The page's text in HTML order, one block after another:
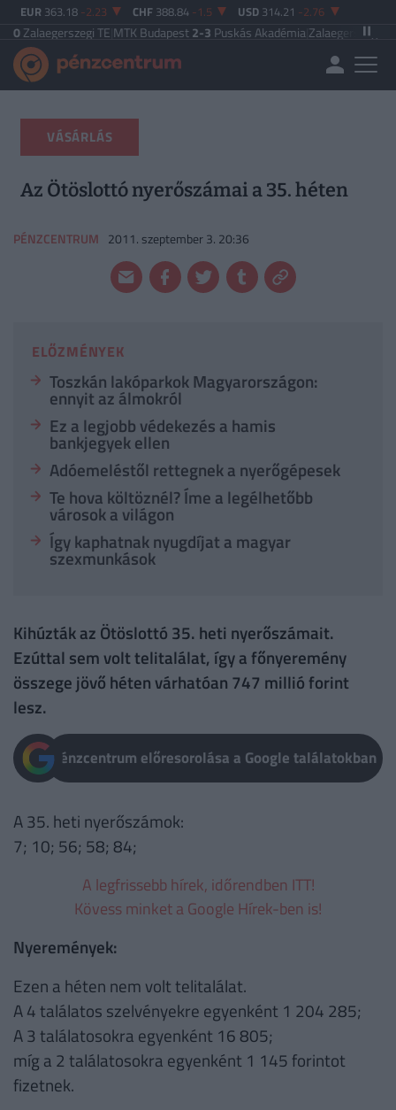
EUR 363.18 -2.23 CHF 388.84 -1.5 USD 314.21 -2.76
TE|MTK Budapest2-3Puskás Akadémia|Zalaegerszegi TE5-2 Paksi
VÁSÁRLÁS
Az Ötöslottó nyerőszámai a 35. héten
PÉNZCENTRUM 2011. szeptember 3. 20:36
ELŐZMÉNYEK
Toszkán lakóparkok Magyarországon:
ennyit az álmokról
Ez a legjobb védekezés a hamis
bankjegyek ellen
Adóemeléstől rettegnek a nyerőgépesek
Te hova költöznél? Íme a legélhetőbb
városok a világon
Így kaphatnak nyugdíjat a magyar
szexmunkások
Kihúzták az Ötöslottó 35. heti nyerőszámait.
Ezúttal sem volt telitalálat, így a főnyeremény
összege jövő héten várhatóan 747 millió forint
lesz.
Pénzcentrum előresorolása a Google találatokban
A 35. heti nyerőszámok:
7; 10; 56; 58; 84;
A legfrissebb hírek, időrendben ITT!
Kövess minket a Google Hírek-ben is!
Nyeremények:
Ezen a héten nem volt telitalálat.
A 4 találatos szelvényekre egyenként 1 204 285;
A 3 találatosokra egyenként 16 805;
míg a 2 találatosokra egyenként 1 145 forintot
fizetnek.